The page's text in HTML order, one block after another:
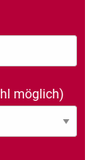
möglich)